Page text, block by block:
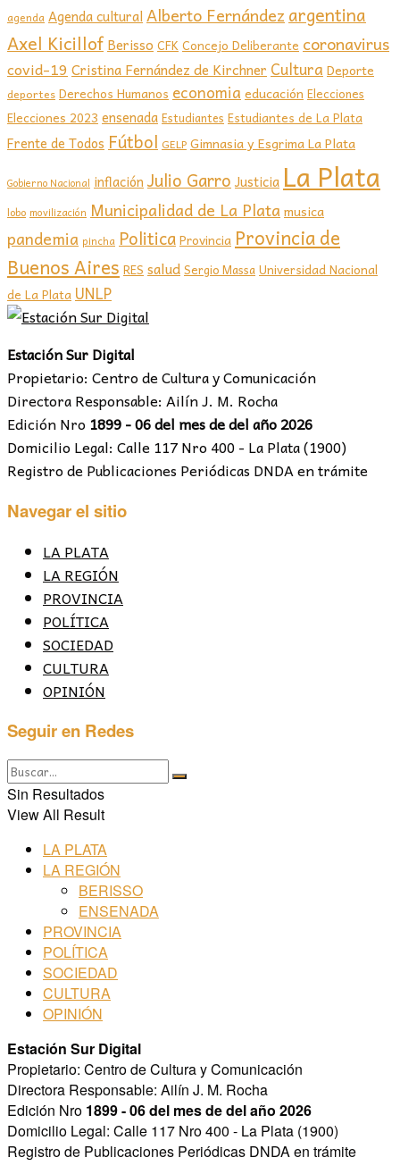
agenda Agenda culturalAlberto Fernández argentina
Axel Kicillof Berisso CFKConcejo Deliberante coronavirus
covid-19 Cristina Fernández de Kirchner Cultura Deporte
deportes Derechos Humanos economia educación Elecciones
Elecciones 2023 ensenada Estudiantes Estudiantes de La Plata
Frente de Todos Fútbol GELP Gimnasia y Esgrima La Plata
Gobierno Nacional inflación Julio Garro Justicia La Plata
lobo movilización Municipalidad de La Plata musica
pandemia pincha PoliticaProvincia Provincia de
Buenos Aires RES saludSergio MassaUniversidad Nacional
de La Plata UNLP
Estación Sur Digital
Propietario: Centro de Cultura y Comunicación
Directora Responsable: Ailín J. M. Rocha
Edición Nro 1899 - 06 del mes de del año 2026
Domicilio Legal: Calle 117 Nro 400 - La Plata (1900)
Registro de Publicaciones Periódicas DNDA en trámite
Navegar el sitio
LA PLATA
LA REGIÓN
PROVINCIA
POLÍTICA
SOCIEDAD
CULTURA
OPINIÓN
Seguir en Redes
Sin Resultados
View All Result
LA PLATA
LA REGIÓN
BERISSO
ENSENADA
PROVINCIA
POLÍTICA
SOCIEDAD
CULTURA
OPINIÓN
Estación Sur Digital
Propietario: Centro de Cultura y Comunicación
Directora Responsable: Ailín J. M. Rocha
Edición Nro 1899 - 06 del mes de del año 2026
Domicilio Legal: Calle 117 Nro 400 - La Plata (1900)
Registro de Publicaciones Periódicas DNDA en trámite